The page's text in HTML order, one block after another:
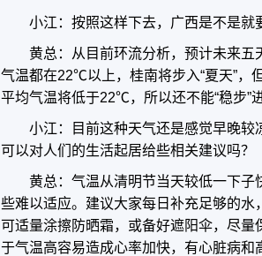
小江：按照这样下去，广西是不是就
黄总：从目前环流分析，预计未来
气温都在22℃以上，桂南将步入“夏天”，
平均气温将低于22℃，所以还不能“稳步”进
小江：目前这种天气还是感觉早晚
可以对人们的生活起居给些相关建议吗？
黄总：气温从清明节当天较低一下
些难以适应。建议大家每日补充足够的
可适量涂擦防晒霜，或备好遮阳伞，尽
于气温高容易造成心率加快，有心脏病